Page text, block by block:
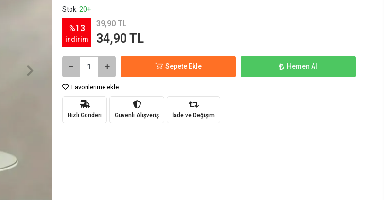
Stok: 20+
%13
indirim
39,90 TL
34,90 TL
Sepete Ekle Hemen Al
Favorilerime ekle
Hızlı Gönderi Güvenli Alışveriş İade ve Değişim